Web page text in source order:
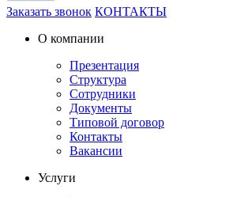
Заказать звонок КОНТАКТЫ
О компании
Презентация
Структура
Сотрудники
Документы
Типовой договор
Контакты
Вакансии
Услуги